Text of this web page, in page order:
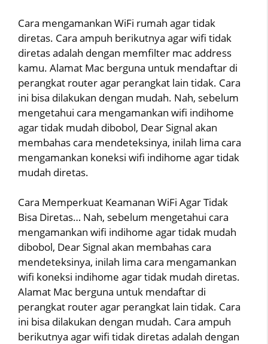
Cara mengamankan WiFi rumah agar tidak
diretas. Cara ampuh berikutnya agar wifi tidak
diretas adalah dengan memfilter mac address
kamu. Alamat Mac berguna untuk mendaftar di
perangkat router agar perangkat lain tidak. Cara
ini bisa dilakukan dengan mudah. Nah, sebelum
mengetahui cara mengamankan wifi indihome
agar tidak mudah dibobol, Dear Signal akan
membahas cara mendeteksinya, inilah lima cara
mengamankan koneksi wifi indihome agar tidak
mudah diretas.
Cara Memperkuat Keamanan WiFi Agar Tidak
Bisa Diretas… Nah, sebelum mengetahui cara
mengamankan wifi indihome agar tidak mudah
dibobol, Dear Signal akan membahas cara
mendeteksinya, inilah lima cara mengamankan
wifi koneksi indihome agar tidak mudah diretas.
Alamat Mac berguna untuk mendaftar di
perangkat router agar perangkat lain tidak. Cara
ini bisa dilakukan dengan mudah. Cara ampuh
berikutnya agar wifi tidak diretas adalah dengan